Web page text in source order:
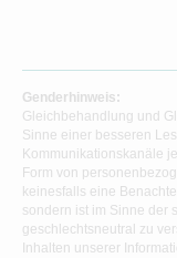
Genderhinweis:
Gleichbehandlung und
Sinne einer besseren
Kommunikationskanäle
Form von
keinesfalls eine
sondern ist im Sinne der
geschlechtsneutral zu
Inhalten unserer